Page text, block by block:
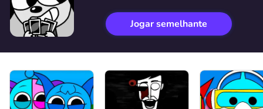
Jogar semelhante